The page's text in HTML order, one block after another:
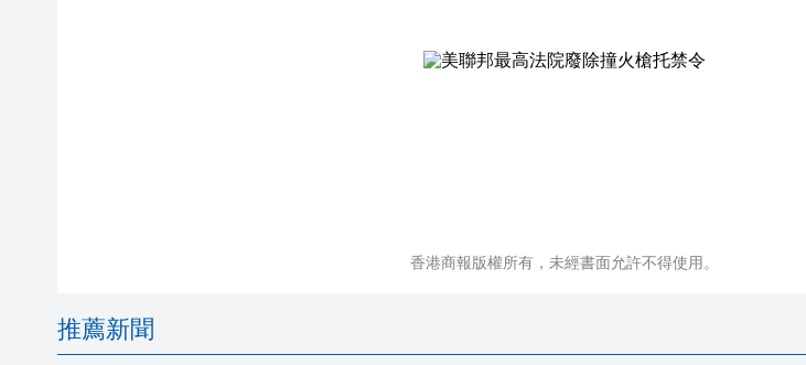
香港商報版權所有，未經書面允許不得使用。
推薦新聞